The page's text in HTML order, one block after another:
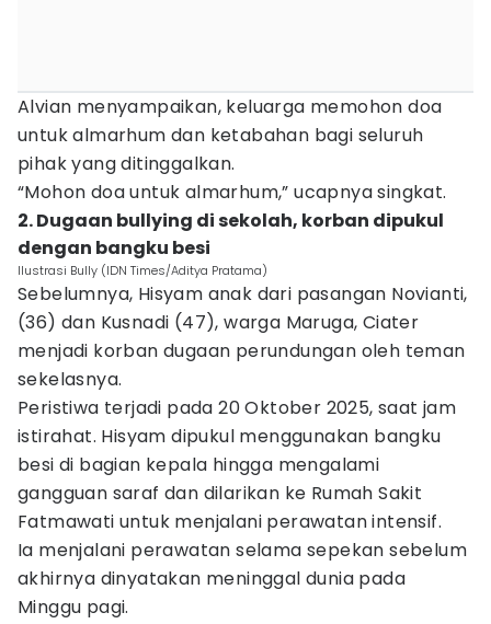
Alvian menyampaikan, keluarga memohon doa
untuk almarhum dan ketabahan bagi seluruh
pihak yang ditinggalkan.
“Mohon doa untuk almarhum,” ucapnya singkat.
2. Dugaan bullying di sekolah, korban dipukul
dengan bangku besi
Ilustrasi Bully (IDN Times/Aditya Pratama)
Sebelumnya, Hisyam anak dari pasangan Novianti,
(36) dan Kusnadi (47), warga Maruga, Ciater
menjadi korban dugaan perundungan oleh teman
sekelasnya.
Peristiwa terjadi pada 20 Oktober 2025, saat jam
istirahat. Hisyam dipukul menggunakan bangku
besi di bagian kepala hingga mengalami
gangguan saraf dan dilarikan ke Rumah Sakit
Fatmawati untuk menjalani perawatan intensif.
Ia menjalani perawatan selama sepekan sebelum
akhirnya dinyatakan meninggal dunia pada
Minggu pagi.